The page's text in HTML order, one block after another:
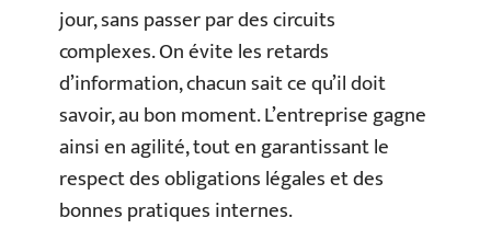
jour, sans passer par des circuits
complexes. On évite les retards
d’information, chacun sait ce qu’il doit
savoir, au bon moment. L’entreprise gagne
ainsi en agilité, tout en garantissant le
respect des obligations légales et des
bonnes pratiques internes.